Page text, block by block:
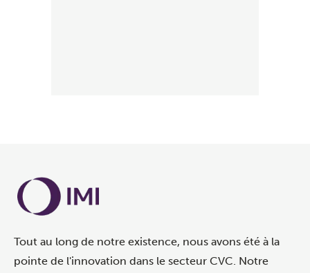
Tout au long de notre existence, nous avons été à la
pointe de l'innovation dans le secteur CVC. Notre